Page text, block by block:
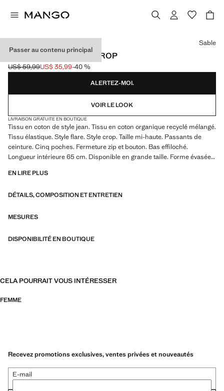
Passer au contenu principal
JEAN SIENNA FLARE CROP
Prix initial barré [US$ 59,99 ]
US$ 59,99
Prix actuel [US$ 35,99 ]
US$ 35,99-40 %
Choisissez une couleur
Sable
ALERTEZ-MOI.
VOIR LE LOOK
LIVRAISON GRATUITE EN BOUTIQUE
Tissu en coton de style jean. Tissu en coton organique recyclé mélangé.
Tissu élastique. Style flare. Style crop. Taille mi-haute. Passants de
ceinture. Cinq poches. Fermeture zip et bouton. Bas effiloché.
Longueur intérieure 65 cm. Disponible en grande taille. Forme évasée.
EN LIRE PLUS
DÉTAILS, COMPOSITION ET ENTRETIEN
MESURES
DISPONIBILITÉ EN BOUTIQUE
CELA POURRAIT VOUS INTÉRESSER
FEMME
Recevez promotions exclusives, ventes privées et nouveautés
E-mail